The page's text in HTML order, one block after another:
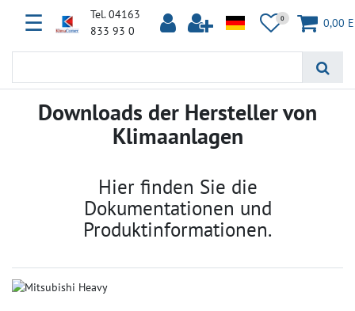
☰
Tel. 04163
833 93 0
0 0,00
Downloads der Hersteller von
Klimaanlagen
Hier finden Sie die
Dokumentationen und
Produktinformationen.